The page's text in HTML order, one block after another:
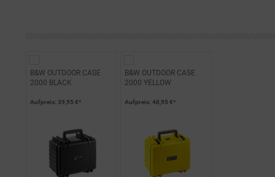
B&W OUTDOOR CASE
2000 BLACK
Aufpreis: 39,95 €*
B&W OUTDOOR CASE
2000 YELLOW
Aufpreis: 48,95 €*